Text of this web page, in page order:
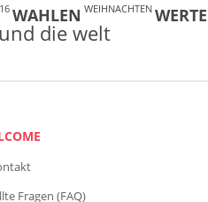
WAHLEN WEIHNACHTEN WERTE
die welt
Fragen (FAQ)